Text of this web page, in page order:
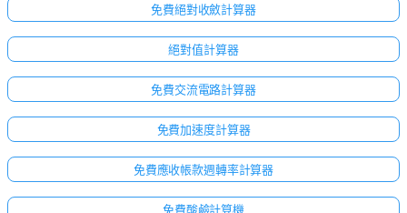
免費絕對收斂計算器
絕對值計算器
免費交流電路計算器
免費加速度計算器
免費應收帳款週轉率計算器
免費酸鹼計算機